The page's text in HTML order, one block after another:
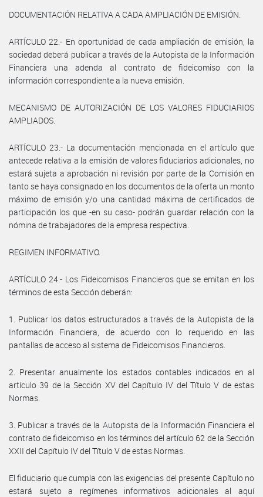
DOCUMENTACIÓN RELATIVA A CADA AMPLIACIÓN DE EMISIÓN.
ARTÍCULO 22.- En oportunidad de cada ampliación de emisión, la
sociedad deberá publicar a través de la Autopista de la Información
Financiera una adenda al contrato de fideicomiso con la
información correspondiente a la nueva emisión.
MECANISMO DE AUTORIZACIÓN DE LOS VALORES FIDUCIARIOS
AMPLIADOS.
ARTÍCULO 23.- La documentación mencionada en el artículo que
antecede relativa a la emisión de valores fiduciarios adicionales, no
estará sujeta a aprobación ni revisión por parte de la Comisión en
tanto se haya consignado en los documentos de la oferta un monto
máximo de emisión y/o una cantidad máxima de certificados de
participación los que -en su caso- podrán guardar relación con la
nómina de trabajadores de la empresa respectiva.
REGIMEN INFORMATIVO.
ARTÍCULO 24.- Los Fideicomisos Financieros que se emitan en los
términos de esta Sección deberán:
1. Publicar los datos estructurados a través de la Autopista de la
Información Financiera, de acuerdo con lo requerido en las
pantallas de acceso al sistema de Fideicomisos Financieros.
2. Presentar anualmente los estados contables indicados en al
artículo 39 de la Sección XV del Capítulo IV del Título V de estas
Normas.
3. Publicar a través de la Autopista de la Información Financiera el
contrato de fideicomiso en los términos del artículo 62 de la Sección
XXII del Capítulo IV del Título V de estas Normas.
El fiduciario que cumpla con las exigencias del presente Capítulo no
estará sujeto a regímenes informativos adicionales al aquí